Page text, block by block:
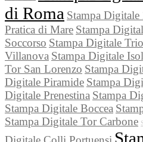
di Roma Stampa Digitale
Pratica di Mare Stampa
Soccorso Stampa Digitale
Villanova Stampa Digitale
Tor San Lorenzo Stampa
Digitale Piramide Stampa
Digitale Prenestina Stampa
Stampa Digitale Boccea
Stampa Digitale Tor Carbone